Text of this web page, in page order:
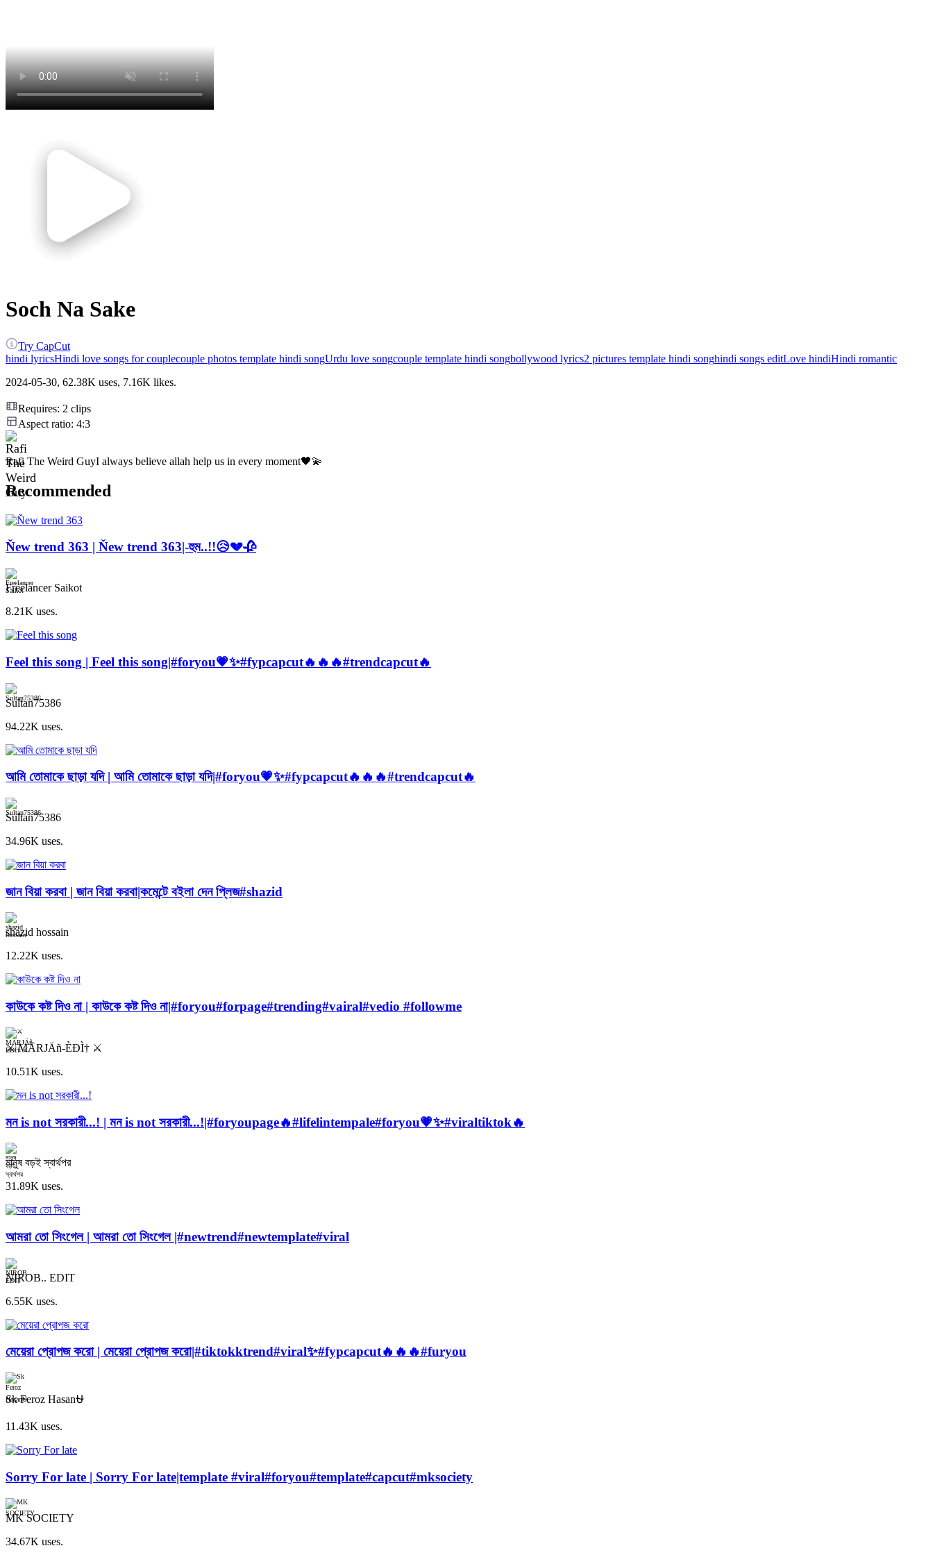
Soch Na Sake
Try CapCut
hindi lyricsHindi love songs for couplecouple photos template hindi songUrdu love songcouple template hindi songbollywood lyrics2 pictures template hindi songhindi songs editLove hindiHindi romantic
2024-05-30, 62.38K uses, 7.16K likes.
Requires: 2 clips
Aspect ratio: 4:3
Rafi The Weird GuyI always believe allah help us in every moment🖤💫
Recommended
Ňew trend 363 | Ňew trend 363|-হুম..!!😥💔🥀
Freelancer Saikot
8.21K uses.
Feel this song | Feel this song|#foryou💗✨#fypcapcut🔥🔥🔥#trendcapcut🔥
Sultan75386
94.22K uses.
আমি তোমাকে ছাড়া যদি | আমি তোমাকে ছাড়া যদি|#foryou💗✨#fypcapcut🔥🔥🔥#trendcapcut🔥
Sultan75386
34.96K uses.
জান বিয়া করবা | জান বিয়া করবা|কমেন্টে বইলা দেন প্লিজ#shazid
shazid hossain
12.22K uses.
কাউকে কষ্ট দিও না | কাউকে কষ্ট দিও না|#foryou#forpage#trending#vairal#vedio #followme
⚔️ MÄRJÄñ-ÈÐÌ† ⚔️
10.51K uses.
মন is not সরকারী...! | মন is not সরকারী...!|#foryoupage🔥#lifelintempale#foryou💗✨#viraltiktok🔥
মানুষ বড়ই স্বার্থপর
31.89K uses.
আমরা তো সিংগেল | আমরা তো সিংগেল |#newtrend#newtemplate#viral
NIROB.. EDIT
6.55K uses.
মেয়েরা প্রোপজ করো | মেয়েরা প্রোপজ করো|#tiktokktrend#viral✨#fypcapcut🔥🔥🔥#furyou
Sk Feroz Hasan⛎
11.43K uses.
Sorry For late | Sorry For late|template #viral#foryou#template#capcut#mksociety
MK SOCIETY
34.67K uses.